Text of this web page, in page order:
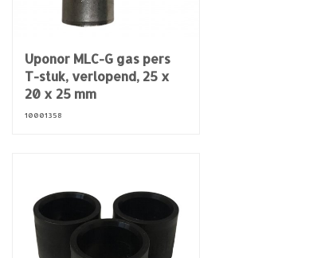
Uponor MLC-G gas pers
T-stuk, verlopend, 25 x
20 x 25 mm
10001358